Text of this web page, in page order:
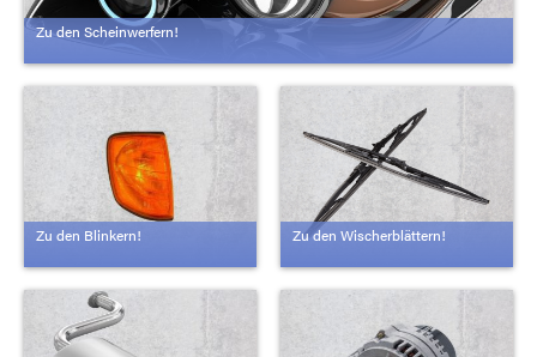
Zu den Scheinwerfern!
Zu den Blinkern! Zu den Wischerblättern!